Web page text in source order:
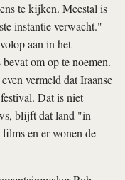
te kijken. Meestal is
instantie verwacht."
aan in het
om op te noemen.
vermeld dat Iraanse
Dat is niet
blijft dat land "in
films en er wonen de